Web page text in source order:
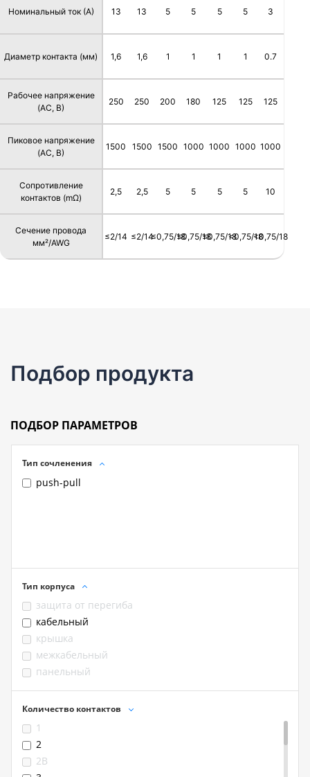
Номинальный ток (А)
Диаметр контакта (мм)
Рабочее напряжение
(AC, В)
Пиковое напряжение
(AC, В)
Сопротивление
контактов (mΩ)
Сечение провода
мм²/AWG
13
1,6
250
1500
2,5
≤2/14
13
1,6
250
1500
2,5
≤2/14
5
1
200
1500
5
≤0,75/18
5
1
180
1000
5
≤0,75/18
5
1
125
1000
5
≤0,75/18
5
1
125
1000
5
<0,75/18
3
0.7
125
1000
10
<0,75/18
Подбор продукта
ПОДБОР ПАРАМЕТРОВ
Тип сочленения
push-pull
Тип корпуса
защита от перегиба
кабельный
крышка
межкабельный
панельный
Количество контактов
1
2
2B